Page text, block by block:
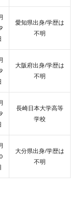
愛知県出身/学歴は
不明
大阪府出身/学歴は
不明
長崎日本大学高等
学校
大分県出身/学歴は
不明